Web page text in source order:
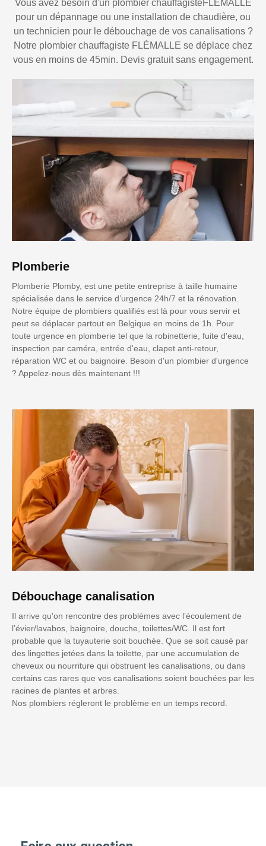
Vous avez besoin d'un plombier chauffagisteFLÉMALLE
pour un dépannage ou une installation de chaudière, ou
un technicien pour le débouchage de vos canalisations ?
Notre plombier chauffagiste FLÉMALLE se déplace chez
vous en moins de 45min. Devis gratuit sans engagement.
Plomberie
Plomberie Plomby, est une petite entreprise à taille humaine
spécialisée dans le service d’urgence 24h/7 et la rénovation.
Notre équipe de plombiers qualifiés est là pour vous servir et
peut se déplacer partout en Belgique en moins de 1h. Pour
toute urgence en plomberie tel que la robinetterie, fuite d'eau,
inspection par caméra, entrée d'eau, clapet anti-retour,
réparation WC et ou baignoire. Besoin d'un plombier d'urgence
? Appelez-nous dès maintenant !!!
Débouchage canalisation
Il arrive qu'on rencontre des problèmes avec l’écoulement de
l’évier/lavabos, baignoire, douche, toilettes/WC. Il est fort
probable que la tuyauterie soit bouchée. Que se soit causé par
des lingettes jetées dans la toilette, par une accumulation de
cheveux ou nourriture qui obstruent les canalisations, ou dans
certains cas rares que vos canalisations soient bouchées par les
racines de plantes et arbres.
Nos plombiers régleront le problème en un temps record.